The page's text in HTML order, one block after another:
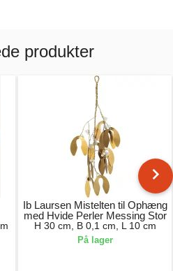
produkter
Ib Laursen Mistelten til Ophæng
med Hvide Perler Messing Stor
H 30 cm, B 0,1 cm, L 10 cm
På lager